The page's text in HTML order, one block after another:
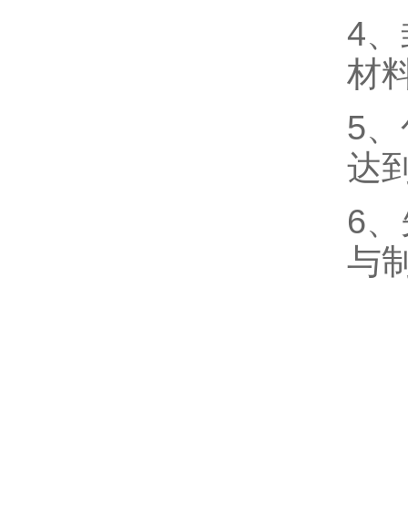
4
材
5
达
6
与